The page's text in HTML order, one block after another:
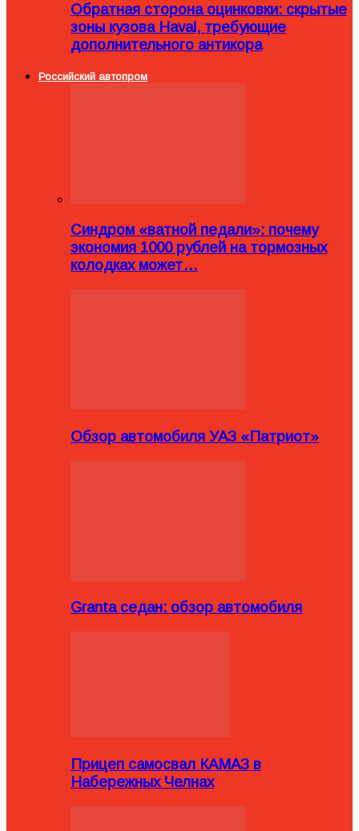
Обратная сторона оцинковки: скрытые
зоны кузова Haval, требующие
дополнительного антикора
Российский автопром
Синдром «ватной педали»: почему
экономия 1000 рублей на тормозных
колодках может…
Обзор автомобиля УАЗ «Патриот»
Granta седан: обзор автомобиля
Прицеп самосвал КАМАЗ в
Набережных Челнах